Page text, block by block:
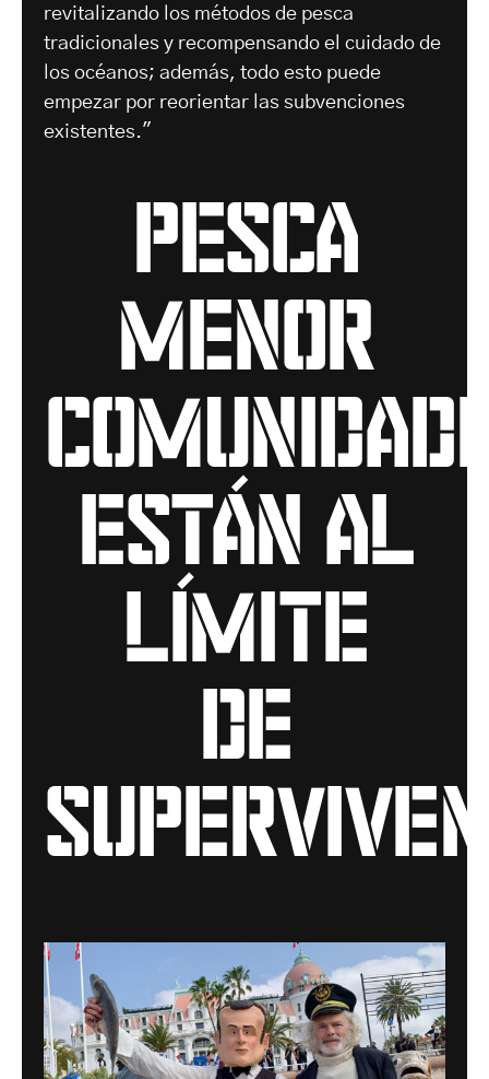
revitalizando los métodos de pesca
tradicionales y recompensando el cuidado de
los océanos; además, todo esto puede
empezar por reorientar las subvenciones
existentes."
pesca
menor
están al
límite
de